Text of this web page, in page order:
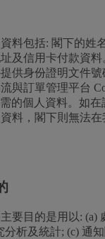
料包括: 閣下的姓
及信用卡付款資
供身份證明文件
與訂單管理平台
的個人資料。如
料，閣下則無法
要目的是用以: (a)
析及統計; (c) 通